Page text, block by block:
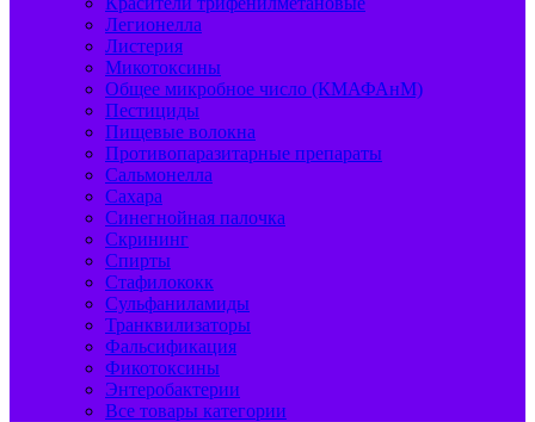
Легионелла
Листерия
Микотоксины
Общее микробное число (КМАФАнМ)
Пестициды
Пищевые волокна
Противопаразитарные препараты
Сальмонелла
Сахара
Синегнойная палочка
Скрининг
Спирты
Стафилококк
Сульфаниламиды
Транквилизаторы
Фальсификация
Фикотоксины
Энтеробактерии
Все товары категории